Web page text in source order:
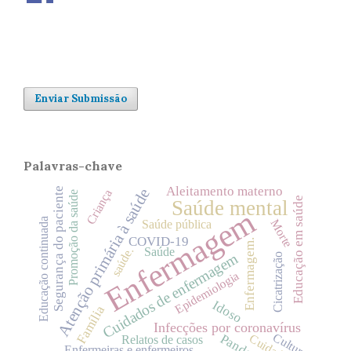
Enviar Submissão
Palavras-chave
Enfermagem
Saúde mental
Atenção primária à saúde
Cuidados de enfermagem
Infecções por coronavírus
Enfermagem.
Segurança do paciente
Idoso
Educação em saúde
Família
COVID-19
Aleitamento materno
Saúde
Epidemiologia
Educação continuadaPromoção da saúde Criança Saúde pública
Cicatrização
Relatos de casos
Morte
saúde.